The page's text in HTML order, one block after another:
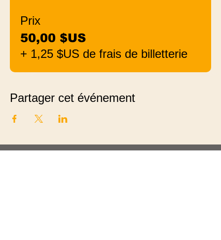
Prix
50,00 $US
+ 1,25 $US de frais de billetterie
Partager cet événement